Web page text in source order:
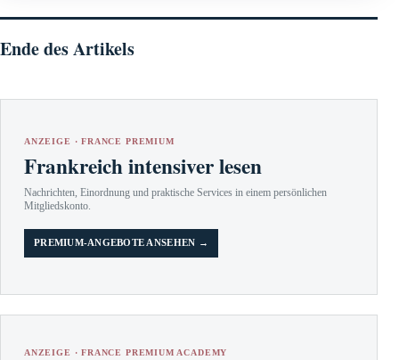
Ende des Artikels
ANZEIGE · FRANCE PREMIUM
Frankreich intensiver lesen
Nachrichten, Einordnung und praktische Services in einem persönlichen
Mitgliedskonto.
PREMIUM-ANGEBOTE ANSEHEN →
ANZEIGE · FRANCE PREMIUM ACADEMY